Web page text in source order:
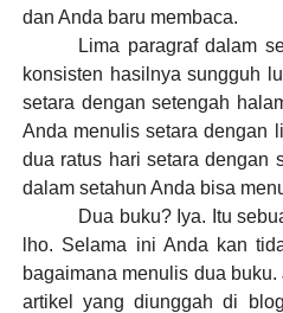
dan Anda baru membaca.
Lima paragraf dalam
konsisten hasilnya sungguh
setara dengan setengah
Anda menulis setara dengan
dua ratus hari setara dengan
dalam setahun Anda bisa
Dua buku? Iya. Itu
lho. Selama ini Anda kan
bagaimana menulis dua
artikel yang diunggah di